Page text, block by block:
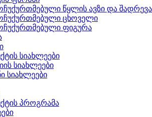
წყლის ავზი და
ცხოველი
ფიგურა
სიახლეები
სიახლეები
სიახლეები
პროგრამა